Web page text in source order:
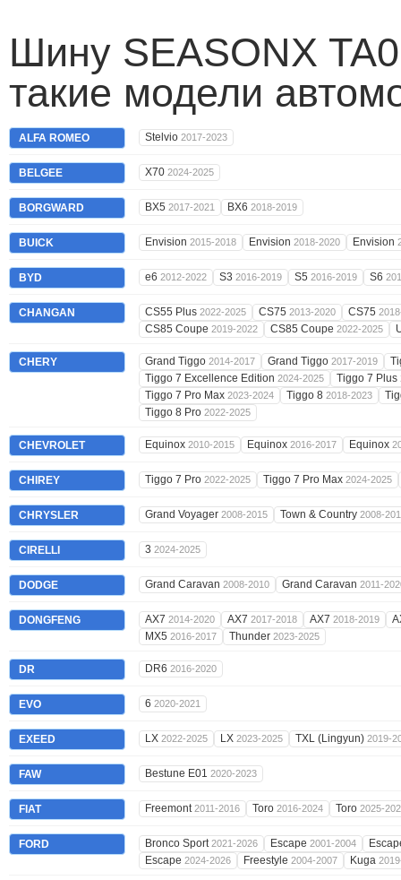
Шину SEASONX
такие модели
ALFA ROMEO Stelvio 2017-2023
BELGEE X70 2024-2025
BORGWARD BX5 2017-2021 BX6 2018-2019
BUICK Envision 2015-2018 Envision 2018-2020 Envision
BYD e6 2012-2022 S3 2016-2019 S5 2016-2019 S6
CHANGAN CS55 Plus 2022-2025 CS75 2013-2020 CS75
CS85 Coupe 2019-2022 CS85 Coupe 2022-2025
CHERY Grand Tiggo 2014-2017 Grand Tiggo 2017-2019
Tiggo 7 Excellence Edition 2024-2025 Tiggo 7 Plus
Tiggo 7 Pro Max 2023-2024 Tiggo 8 2018-2023
Tiggo 8 Pro 2022-2025
CHEVROLET Equinox 2010-2015 Equinox 2016-2017 Equinox
CHIREY Tiggo 7 Pro 2022-2025 Tiggo 7 Pro Max 2024-2025
CHRYSLER Grand Voyager 2008-2015 Town & Country 2008-
CIRELLI 3 2024-2025
DODGE Grand Caravan 2008-2010 Grand Caravan 2011-
DONGFENG AX7 2014-2020 AX7 2017-2018 AX7 2018-2019
MX5 2016-2017 Thunder 2023-2025
DR DR6 2016-2020
EVO 6 2020-2021
EXEED LX 2022-2025 LX 2023-2025 TXL (Lingyun) 2019-
FAW Bestune E01 2020-2023
FIAT Freemont2011-2016 Toro 2016-2024 Toro 2025-
FORD Bronco Sport2021-2026 Escape 2001-2004
Escape 2024-2026 Freestyle 2004-2007 Kuga